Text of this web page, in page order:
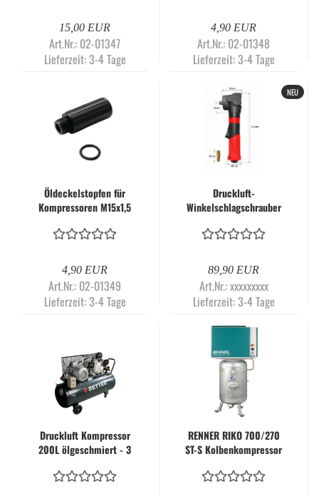
15,00 EUR
Art.Nr.: 02-01347
Lieferzeit:3-4 Tage
4,90 EUR
Art.Nr.: 02-01348
Lieferzeit:3-4 Tage
Öldeckelstopfen für
Kompressoren M15x1,5
4,90 EUR
Art.Nr.: 02-01349
Lieferzeit:3-4 Tage
NEU
Druckluft-
Winkelschlagschrauber
Kompakter
Jumbo-Hammer-
Schlagwerk für enge
Arbeitsbereiche
89,90 EUR
Art.Nr.: xxxxxxxxx
Lieferzeit:3-4 Tage
Druckluft Kompressor
200L ölgeschmiert - 3
RT4120
RENNER RIKO 700/270
ST-S Kolbenkompressor
| 270 l Druckluftbehälter